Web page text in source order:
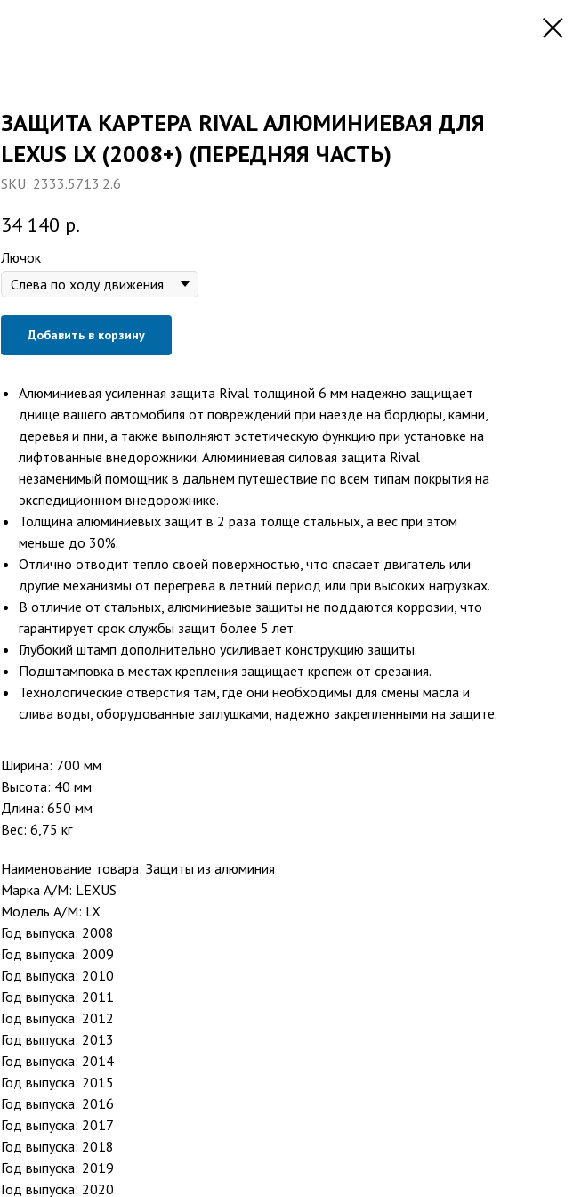
ЗАЩИТА КАРТЕРА RIVAL АЛЮМИНИЕВАЯ ДЛЯ
LEXUS LX (2008+) (ПЕРЕДНЯЯ ЧАСТЬ)
SKU: 2333.5713.2.6
34 140 р.
Лючок
Добавить в корзину
Алюминиевая усиленная защита Rival толщиной 6 мм надежно защищает
днище вашего автомобиля от повреждений при наезде на бордюры, камни,
деревья и пни, а также выполняют эстетическую функцию при установке на
лифтованные внедорожники. Алюминиевая силовая защита Rival
незаменимый помощник в дальнем путешествие по всем типам покрытия на
экспедиционном внедорожнике.
Толщина алюминиевых защит в 2 раза толще стальных, а вес при этом
меньше до 30%.
Отлично отводит тепло своей поверхностью, что спасает двигатель или
другие механизмы от перегрева в летний период или при высоких нагрузках.
В отличие от стальных, алюминиевые защиты не поддаются коррозии, что
гарантирует срок службы защит более 5 лет.
Глубокий штамп дополнительно усиливает конструкцию защиты.
Подштамповка в местах крепления защищает крепеж от срезания.
Технологические отверстия там, где они необходимы для смены масла и
слива воды, оборудованные заглушками, надежно закрепленными на защите.
Ширина: 700 мм
Высота: 40 мм
Длина: 650 мм
Вес: 6,75 кг
Наименование товара: Защиты из алюминия
Марка А/М: LEXUS
Модель А/М: LX
Год выпуска: 2008
Год выпуска: 2009
Год выпуска: 2010
Год выпуска: 2011
Год выпуска: 2012
Год выпуска: 2013
Год выпуска: 2014
Год выпуска: 2015
Год выпуска: 2016
Год выпуска: 2017
Год выпуска: 2018
Год выпуска: 2019
Год выпуска: 2020